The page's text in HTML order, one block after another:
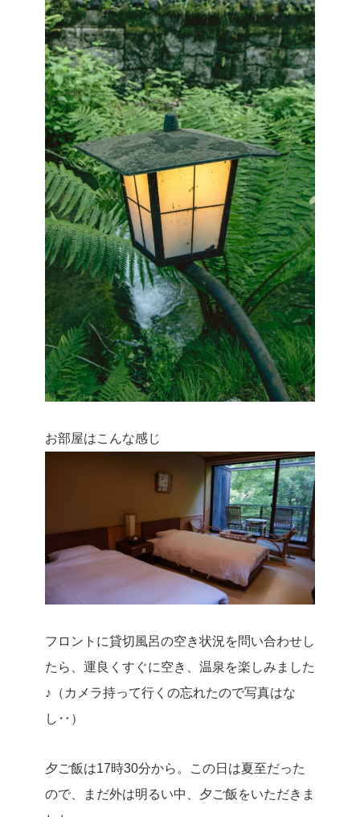
お部屋はこんな感じ
フロントに貸切風呂の空き状況を問い合わせし
たら、運良くすぐに空き、温泉を楽しみました
♪（カメラ持って行くの忘れたので写真はな
し‥）
夕ご飯は17時30分から。この日は夏至だった
ので、まだ外は明るい中、夕ご飯をいただきま